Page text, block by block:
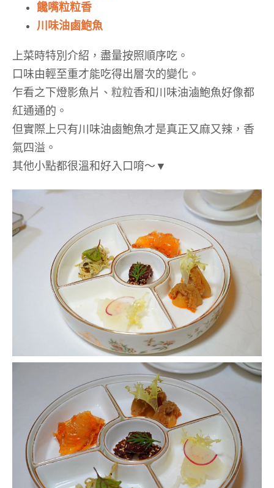
饞嘴粒粒香
川味油鹵鮑魚
上菜時特別介紹，盡量按照順序吃。
口味由輕至重才能吃得出層次的變化。
乍看之下燈影魚片、粒粒香和川味油滷鮑魚好像都
紅通通的。
但實際上只有川味油鹵鮑魚才是真正又麻又辣，香
氣四溢。
其他小點都很溫和好入口唷～▼